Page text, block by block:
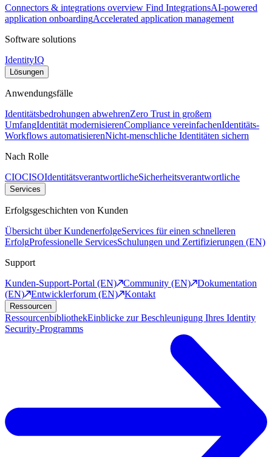
Connectors & integrations overview Find IntegrationsAI-powered
application onboardingAccelerated application management
Software solutions
IdentityIQ
Lösungen
Anwendungsfälle
Identitätsbedrohungen abwehrenZero Trust in großem
UmfangIdentität modernisierenCompliance vereinfachenIdentitäts-
Workflows automatisierenNicht-menschliche Identitäten sichern
Nach Rolle
CIOCISOIdentitätsverantwortlicheSicherheitsverantwortliche
Services
Erfolgsgeschichten von Kunden
Übersicht über KundenerfolgeServices für einen schnelleren
ErfolgProfessionelle ServicesSchulungen und Zertifizierungen (EN)
Support
Kunden-Support-Portal (EN)
Community (EN)
Dokumentation
(EN)
Entwicklerforum (EN) Kontakt
Ressourcen
RessourcenbibliothekEinblicke zur Beschleunigung Ihres Identity
Security-Programms